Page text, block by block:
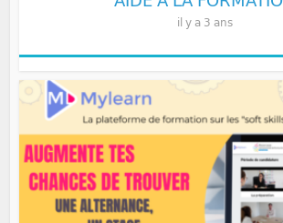
il y a 3 ans